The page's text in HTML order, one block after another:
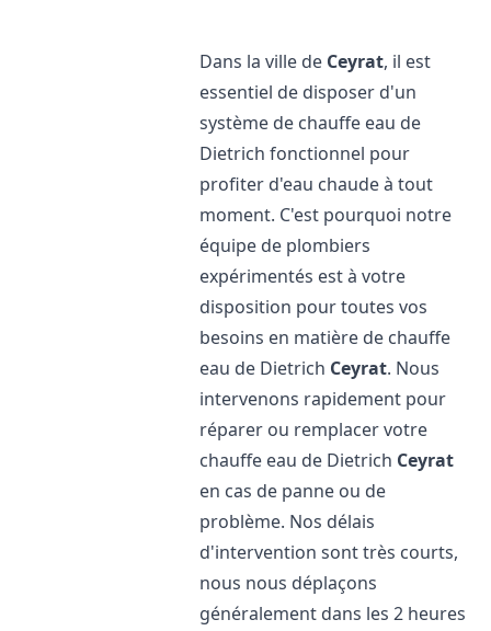
Dans la ville de Ceyrat, il est
essentiel de disposer d'un
système de chauffe eau de
Dietrich fonctionnel pour
profiter d'eau chaude à tout
moment. C'est pourquoi notre
équipe de plombiers
expérimentés est à votre
disposition pour toutes vos
besoins en matière de chauffe
eau de Dietrich Ceyrat. Nous
intervenons rapidement pour
réparer ou remplacer votre
chauffe eau de Dietrich Ceyrat
en cas de panne ou de
problème. Nos délais
d'intervention sont très courts,
nous nous déplaçons
généralement dans les 2 heures